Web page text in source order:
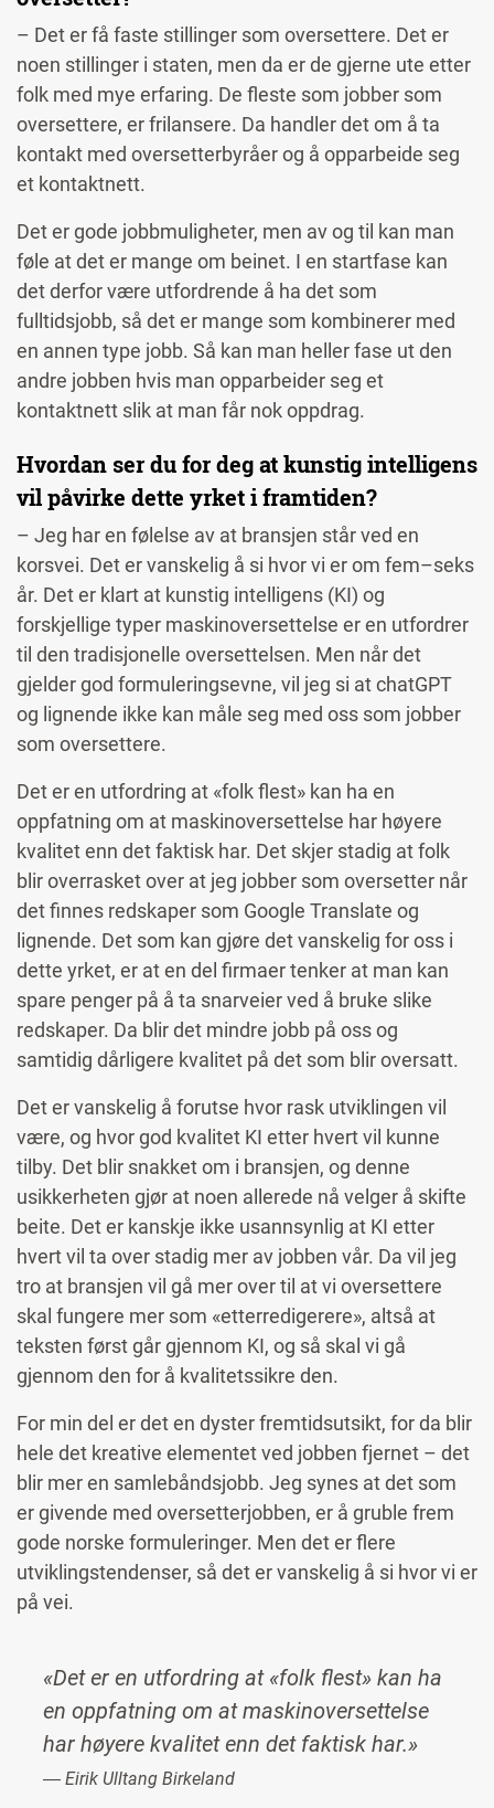
«Det er en utfordring at «folk flest» kan ha
en oppfatning om at maskinoversettelse
har høyere kvalitet enn det faktisk har.»
― Eirik Ulltang Birkeland
– Det er få faste stillinger som oversettere. Det er
noen stillinger i staten, men da er de gjerne ute etter
folk med mye erfaring. De fleste som jobber som
oversettere, er frilansere. Da handler det om å ta
kontakt med oversetterbyråer og å opparbeide seg
et kontaktnett.
Det er gode jobbmuligheter, men av og til kan man
føle at det er mange om beinet. I en startfase kan
det derfor være utfordrende å ha det som
fulltidsjobb, så det er mange som kombinerer med
en annen type jobb. Så kan man heller fase ut den
andre jobben hvis man opparbeider seg et
kontaktnett slik at man får nok oppdrag.
Hvordan ser du for deg at kunstig intelligens
vil påvirke dette yrket i framtiden?
– Jeg har en følelse av at bransjen står ved en
korsvei. Det er vanskelig å si hvor vi er om fem–seks
år. Det er klart at kunstig intelligens (KI) og
forskjellige typer maskinoversettelse er en utfordrer
til den tradisjonelle oversettelsen. Men når det
gjelder god formuleringsevne, vil jeg si at chatGPT
og lignende ikke kan måle seg med oss som jobber
som oversettere.
Det er en utfordring at «folk flest» kan ha en
oppfatning om at maskinoversettelse har høyere
kvalitet enn det faktisk har. Det skjer stadig at folk
blir overrasket over at jeg jobber som oversetter når
det finnes redskaper som Google Translate og
lignende. Det som kan gjøre det vanskelig for oss i
dette yrket, er at en del firmaer tenker at man kan
spare penger på å ta snarveier ved å bruke slike
redskaper. Da blir det mindre jobb på oss og
samtidig dårligere kvalitet på det som blir oversatt.
Det er vanskelig å forutse hvor rask utviklingen vil
være, og hvor god kvalitet KI etter hvert vil kunne
tilby. Det blir snakket om i bransjen, og denne
usikkerheten gjør at noen allerede nå velger å skifte
beite. Det er kanskje ikke usannsynlig at KI etter
hvert vil ta over stadig mer av jobben vår. Da vil jeg
tro at bransjen vil gå mer over til at vi oversettere
skal fungere mer som «etterredigerere», altså at
teksten først går gjennom KI, og så skal vi gå
gjennom den for å kvalitetssikre den.
For min del er det en dyster fremtidsutsikt, for da blir
hele det kreative elementet ved jobben fjernet – det
blir mer en samlebåndsjobb. Jeg synes at det som
er givende med oversetterjobben, er å gruble frem
gode norske formuleringer. Men det er flere
utviklingstendenser, så det er vanskelig å si hvor vi er
på vei.